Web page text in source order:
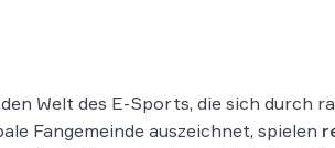
Welt des E-Sports, die sich durch
Fangemeinde auszeichnet, spielen